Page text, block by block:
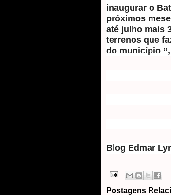
inaugurar o
próximos
até julho mais
terrenos que
do município
Blog Edmar
Postagens